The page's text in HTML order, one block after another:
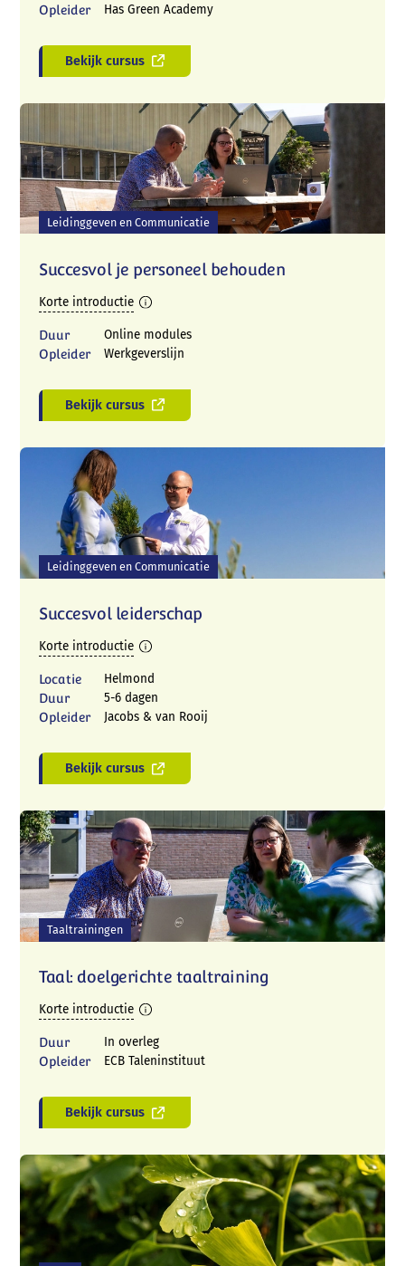
Telefoon:
06 57 64 34 58 (Mariëlle) of 06 38 78 57 53
E-mail:
info@talentboom.nl
Contact
Opleider
Has Green Academy
Bekijk cursus
Leidinggeven en Communicatie
Succesvol je personeel behouden
Korte introductie
Duur
Online modules
Opleider
Werkgeverslijn
Bekijk cursus
Leidinggeven en Communicatie
Succesvol leiderschap
Korte introductie
Locatie
Helmond
Duur
5-6 dagen
Opleider
Jacobs & van Rooij
Bekijk cursus
Taaltrainingen
Taal: doelgerichte taaltraining
Korte introductie
Duur
In overleg
Opleider
ECB Taleninstituut
Bekijk cursus